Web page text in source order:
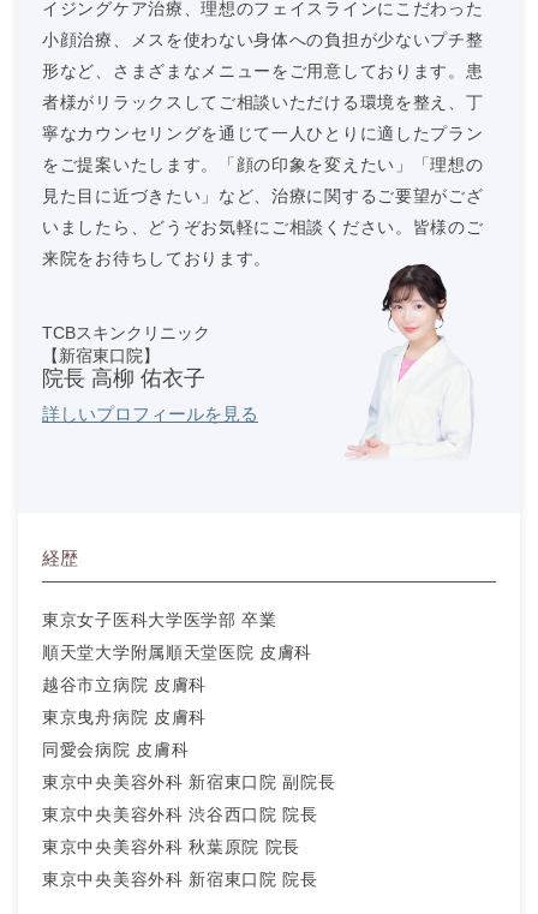
イジングケア治療、理想のフェイスラインにこだわった
小顔治療、メスを使わない身体への負担が少ないプチ整
形など、さまざまなメニューをご用意しております。患
者様がリラックスしてご相談いただける環境を整え、丁
寧なカウンセリングを通じて一人ひとりに適したプラン
をご提案いたします。「顔の印象を変えたい」「理想の
見た目に近づきたい」など、治療に関するご要望がござ
いましたら、どうぞお気軽にご相談ください。皆様のご
来院をお待ちしております。
TCBスキンクリニック
【新宿東口院】
院長 高柳 佑衣子
詳しいプロフィールを見る
経歴
東京女子医科大学医学部 卒業
順天堂大学附属順天堂医院 皮膚科
越谷市立病院 皮膚科
東京曳舟病院 皮膚科
同愛会病院 皮膚科
東京中央美容外科 新宿東口院 副院長
東京中央美容外科 渋谷西口院 院長
東京中央美容外科 秋葉原院 院長
東京中央美容外科 新宿東口院 院長